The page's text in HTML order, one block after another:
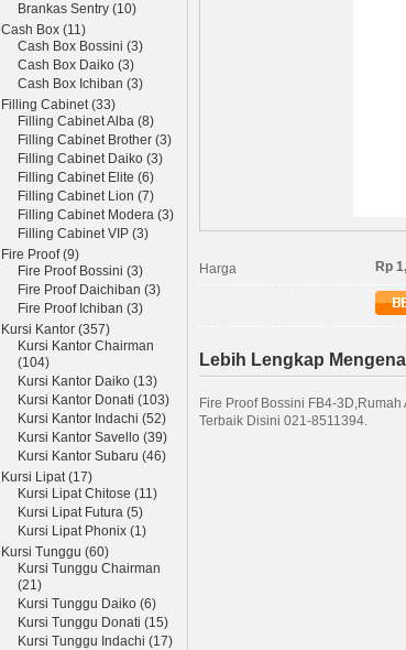
Brankas Sentry (10)
Cash Box (11)
Cash Box Bossini (3)
Cash Box Daiko (3)
Cash Box Ichiban (3)
Filling Cabinet (33)
Filling Cabinet Alba (8)
Filling Cabinet Brother (3)
Filling Cabinet Daiko (3)
Filling Cabinet Elite (6)
Filling Cabinet Lion (7)
Filling Cabinet Modera (3)
Filling Cabinet VIP (3)
Fire Proof (9)
Fire Proof Bossini (3)
Fire Proof Daichiban (3)
Fire Proof Ichiban (3)
Kursi Kantor (357)
Kursi Kantor Chairman
(104)
Kursi Kantor Daiko (13)
Kursi Kantor Donati (103)
Kursi Kantor Indachi (52)
Kursi Kantor Savello (39)
Kursi Kantor Subaru (46)
Kursi Lipat (17)
Kursi Lipat Chitose (11)
Kursi Lipat Futura (5)
Kursi Lipat Phonix (1)
Kursi Tunggu (60)
Kursi Tunggu Chairman
(21)
Kursi Tunggu Daiko (6)
Kursi Tunggu Donati (15)
Kursi Tunggu Indachi (17)
Harga Rp
Lebih Lengkap
Fire Proof Bossini FB4-
Terbaik Disini 021-8511394.